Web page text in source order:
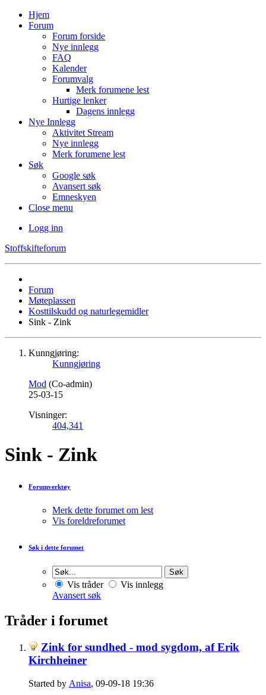
Hjem
Forum
Forum forside
Nye innlegg
FAQ
Kalender
Forumvalg
Merk forumene lest
Hurtige lenker
Dagens innlegg
Nye Innlegg
Aktivitet Stream
Nye innlegg
Merk forumene lest
Søk
Google søk
Avansert søk
Emneskyen
Close menu
Logg inn
Stoffskifteforum
Forum
Møteplassen
Kosttilskudd og naturlegemidler
Sink - Zink
Kunngjøring:
Kunngjøring
Mod (Co-admin)
25-03-15
Visninger:
404,341
Sink - Zink
Forumverktøy
Merk dette forumet om lest
Vis foreldreforumet
Søk i dette forumet
Vis tråder
Vis innlegg
Avansert søk
Tråder i forumet
Zink for sundhed - mod sygdom, af Erik
Kirchheiner
Started by Anisa, 09-09-18 19:36